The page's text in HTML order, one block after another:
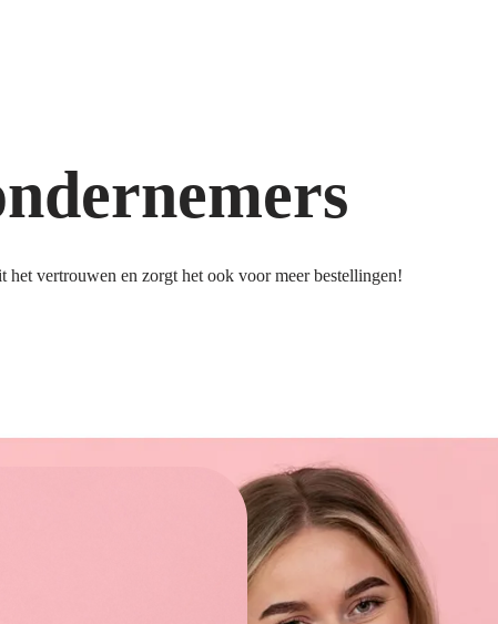
vertrouwen en zorgt het ook voor meer bestellingen!